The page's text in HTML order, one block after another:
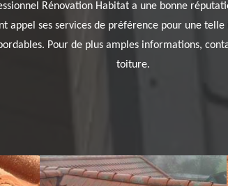
Rénovation Habitat a une bonne
appel ses services de préférence pour une
Pour de plus amples informations,
toiture.